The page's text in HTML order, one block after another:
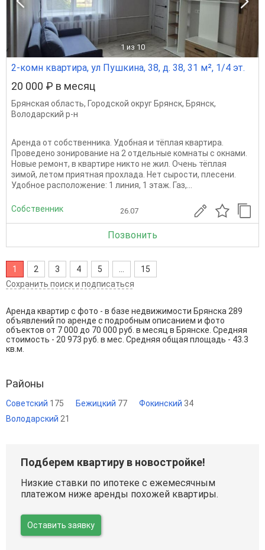
1 из 10
2-комн квартира, ул Пушкина, 38, д. 38, 31 м², 1/4 эт.
20 000 ₽ в месяц
Брянская область, Городской округ Брянск, Брянск,
Володарский р-н
Аренда от собственника. Удобная и тёплая квартира.
Проведено зонирование на 2 отдельные комнаты с окнами.
Новые ремонт, в квартире никто не жил. Очень тёплая
зимой, летом приятная прохлада. Нет сырости, плесени.
Удобное расположение: 1 линия, 1 этаж. Газ,...
Собственник 26.07
Позвонить
1 2 3 4 5
15
Сохранить поиск и подписаться
Аренда квартир с фото - в базе недвижимости Брянска 289
объявлений по аренде с подробным описанием и фото
объектов от 7 000 до 70 000 руб. в месяц в Брянске. Средняя
стоимость - 20 973 руб. в мес. Средняя общая площадь - 43.3
кв.м.
Районы
Советский 175 Бежицкий 77 Фокинский 34
Володарский 21
Подберем квартиру в новостройке!
Низкие ставки по ипотеке с ежемесячным
платежом ниже аренды похожей квартиры.
Оставить заявку